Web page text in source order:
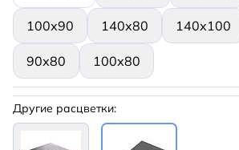
100х90 140х80 140х100
90х80 100х80
Другие расцветки: